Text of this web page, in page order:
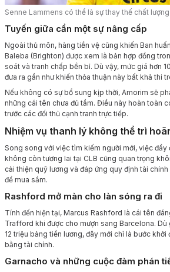
Senne Lammens có thể là sự thay thế chất lượng
Tuyến giữa cần một sự nâng cấp
Ngoài thủ môn, hàng tiền vệ cũng khiến Ban
Baleba (Brighton) được xem là bản hợp đồng
soát và tranh chấp bền bỉ. Dù vậy, mức giá hơn
đưa ra gần như khiến thỏa thuận này bất khả thi
Nếu không có sự bổ sung kịp thời, Amorim sẽ
những cái tên chưa đủ tầm. Điều này hoàn toàn
trước các đối thủ cạnh tranh trực tiếp.
Nhiệm vụ thanh lý không thể trì
Song song với việc tìm kiếm người mới, việc đẩy
không còn tương lai tại CLB cũng quan trọng
cải thiện quỹ lương và đáp ứng quy định tài chính
để mua sắm.
Rashford mở màn cho làn sóng ra đi
Tính đến hiện tại, Marcus Rashford là cái tên
Trafford khi được cho mượn sang Barcelona.
12 triệu bảng tiền lương, đây mới chỉ là bước khởi
bằng tài chính.
Garnacho và những cuộc đàm phán